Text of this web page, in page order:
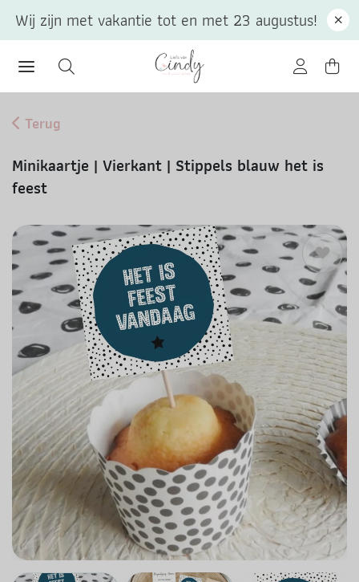
Terug
Minikaartje | Vierkant | Stippels blauw het is
feest
Wij zijn met vakantie tot en met 23 augustus!